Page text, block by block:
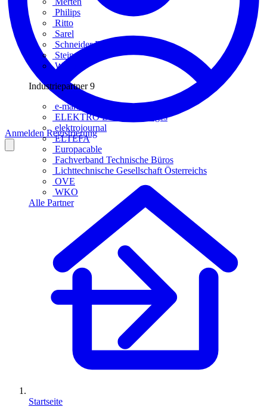
Philips
Ritto
Sarel
Schneider Electric
Steinel
Wago
Industriepartner 9
e-marke
ELEKTRO Daten Serviceges
elektrojournal
ELTEFA
Europacable
Fachverband Technische Büros
Lichttechnische Gesellschaft Österreichs
OVE
WKO
Alle Partner
AnmeldenRegistrierung
Startseite